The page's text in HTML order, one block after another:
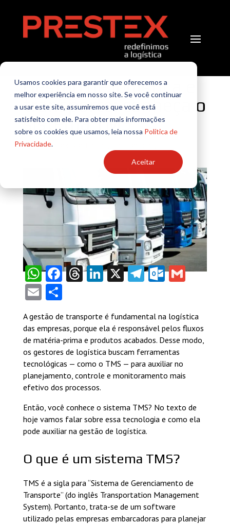
Usamos cookies para garantir que oferecemos a
melhor experiência em nosso site. Se você continuar
a usar este site, assumiremos que você está
satisfeito com ele. Para obter mais informações
sobre os cookies que usamos, leia nossa Política de
Privacidade.
Aceitar
Gestão de logística e
transporte: conheça o
sistema TMS
porTI Prestex
WhatsApp
Facebook
Threads
LinkedIn
X Telegram
Gmail
EmailShare
A gestão de transporte é fundamental na logística
das empresas, porque ela é responsável pelos fluxos
de matéria-prima e produtos acabados. Desse modo,
os gestores de logística buscam ferramentas
tecnológicas — como o TMS — para auxiliar no
planejamento, controle e monitoramento mais
efetivo dos processos.
Então, você conhece o sistema TMS? No texto de
hoje vamos falar sobre essa tecnologia e como ela
pode auxiliar na gestão de logística.
O que é um sistema TMS?
TMS é a sigla para “Sistema de Gerenciamento de
Transporte” (do inglês Transportation Management
System). Portanto, trata-se de um software
utilizado pelas empresas embarcadoras para planejar